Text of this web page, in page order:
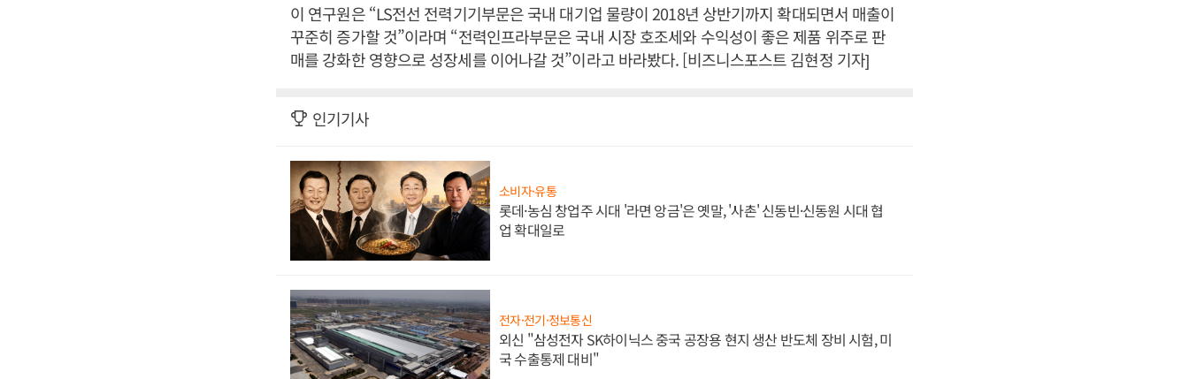
이 연구원은 “LS전선 전력기기부문은 국내 대기업 물량이 2018년 상반기까지 확대되면서 매출이
꾸준히 증가할 것”이라며 “전력인프라부문은 국내 시장 호조세와 수익성이 좋은 제품 위주로 판
매를 강화한 영향으로 성장세를 이어나갈 것”이라고 바라봤다. [비즈니스포스트 김현정 기자]
인기기사
소비자·유통
롯데·농심 창업주 시대 '라면 앙금'은 옛말, '사촌' 신동빈·신동원 시대 협
업 확대일로
전자·전기·정보통신
외신 "삼성전자 SK하이닉스 중국 공장용 현지 생산 반도체 장비 시험, 미
국 수출통제 대비"